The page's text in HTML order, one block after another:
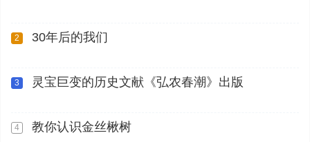
2 30年后的我们
3 灵宝巨变的历史文献《弘农春潮》出版
4 教你认识金丝楸树